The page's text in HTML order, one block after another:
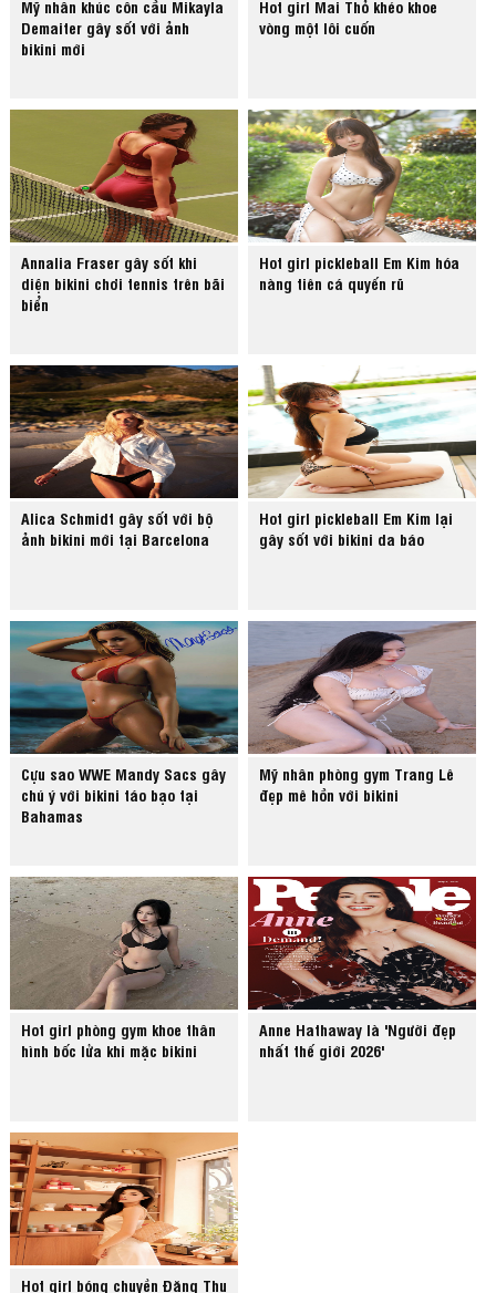
Mỹ nhân khúc côn cầu Mikayla
Demaiter gây sốt với ảnh
bikini mới
Hot girl Mai Thỏ khéo khoe
vòng một lôi cuốn
Annalia Fraser gây sốt khi
diện bikini chơi tennis trên bãi
biển
Hot girl pickleball Em Kim hóa
nàng tiên cá quyến rũ
Alica Schmidt gây sốt với bộ
ảnh bikini mới tại Barcelona
Hot girl pickleball Em Kim lại
gây sốt với bikini da báo
Cựu sao WWE Mandy Sacs gây
chú ý với bikini táo bạo tại
Bahamas
Mỹ nhân phòng gym Trang Lê
đẹp mê hồn với bikini
Hot girl phòng gym khoe thân
hình bốc lửa khi mặc bikini
Anne Hathaway là 'Người đẹp
nhất thế giới 2026'
Hot girl bóng chuyền Đặng Thu